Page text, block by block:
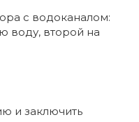
с водоканалом:
воду, второй на
и заключить